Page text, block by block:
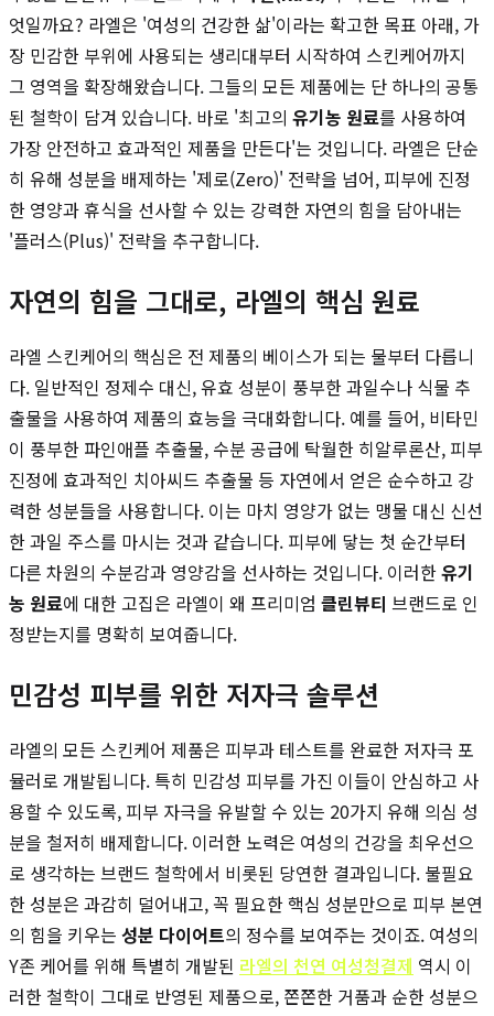
엇일까요? 라엘은 '여성의 건강한 삶'이라는 확고한 목표 아래, 가
장 민감한 부위에 사용되는 생리대부터 시작하여 스킨케어까지
그 영역을 확장해왔습니다. 그들의 모든 제품에는 단 하나의 공통
된 철학이 담겨 있습니다. 바로 '최고의 유기농 원료를 사용하여
가장 안전하고 효과적인 제품을 만든다'는 것입니다. 라엘은 단순
히 유해 성분을 배제하는 '제로(Zero)' 전략을 넘어, 피부에 진정
한 영양과 휴식을 선사할 수 있는 강력한 자연의 힘을 담아내는
'플러스(Plus)' 전략을 추구합니다.
자연의 힘을 그대로, 라엘의 핵심 원료
라엘 스킨케어의 핵심은 전 제품의 베이스가 되는 물부터 다릅니
다. 일반적인 정제수 대신, 유효 성분이 풍부한 과일수나 식물 추
출물을 사용하여 제품의 효능을 극대화합니다. 예를 들어, 비타민
이 풍부한 파인애플 추출물, 수분 공급에 탁월한 히알루론산, 피부
진정에 효과적인 치아씨드 추출물 등 자연에서 얻은 순수하고 강
력한 성분들을 사용합니다. 이는 마치 영양가 없는 맹물 대신 신선
한 과일 주스를 마시는 것과 같습니다. 피부에 닿는 첫 순간부터
다른 차원의 수분감과 영양감을 선사하는 것입니다. 이러한유기
농 원료에 대한 고집은 라엘이 왜 프리미엄 클린뷰티 브랜드로 인
정받는지를 명확히 보여줍니다.
민감성 피부를 위한 저자극 솔루션
라엘의 모든 스킨케어 제품은 피부과 테스트를 완료한 저자극 포
뮬러로 개발됩니다. 특히 민감성 피부를 가진 이들이 안심하고 사
용할 수 있도록, 피부 자극을 유발할 수 있는 20가지 유해 의심 성
분을 철저히 배제합니다. 이러한 노력은 여성의 건강을 최우선으
로 생각하는 브랜드 철학에서 비롯된 당연한 결과입니다. 불필요
한 성분은 과감히 덜어내고, 꼭 필요한 핵심 성분만으로 피부 본연
의 힘을 키우는 성분 다이어트의 정수를 보여주는 것이죠. 여성의
Y존 케어를 위해 특별히 개발된 라엘의 천연 여성청결제 역시 이
러한 철학이 그대로 반영된 제품으로, 쫀쫀한 거품과 순한 성분으